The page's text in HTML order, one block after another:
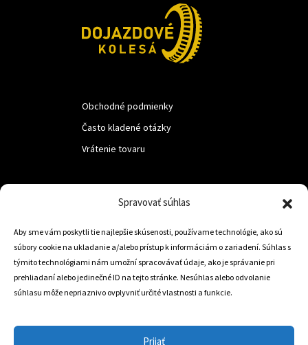
Spravovať súhlas
Aby sme vám poskytli tie najlepšie skúsenosti, používame technológie, ako sú
súbory cookie na ukladanie a/alebo prístup k informáciám o zariadení. Súhlas s
týmito technológiami nám umožní spracovávať údaje, ako je správanie pri
prehliadaní alebo jedinečné ID na tejto stránke. Nesúhlas alebo odvolanie
súhlasu môže nepriaznivo ovplyvniť určité vlastnosti a funkcie.
Prijať
Obchodné podmienky
Často kladené otázky
Vrátenie tovaru
Trstená 02801
+421 905 806 234